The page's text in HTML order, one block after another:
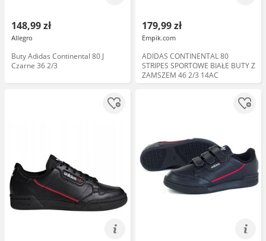
148,99 zł
Allegro
Buty Adidas Continental 80 J
Czarne 36 2/3
179,99 zł
Empik.com
ADIDAS CONTINENTAL 80
STRIPES SPORTOWE BIAŁE BUTY Z
ZAMSZEM 46 2/3 14AC